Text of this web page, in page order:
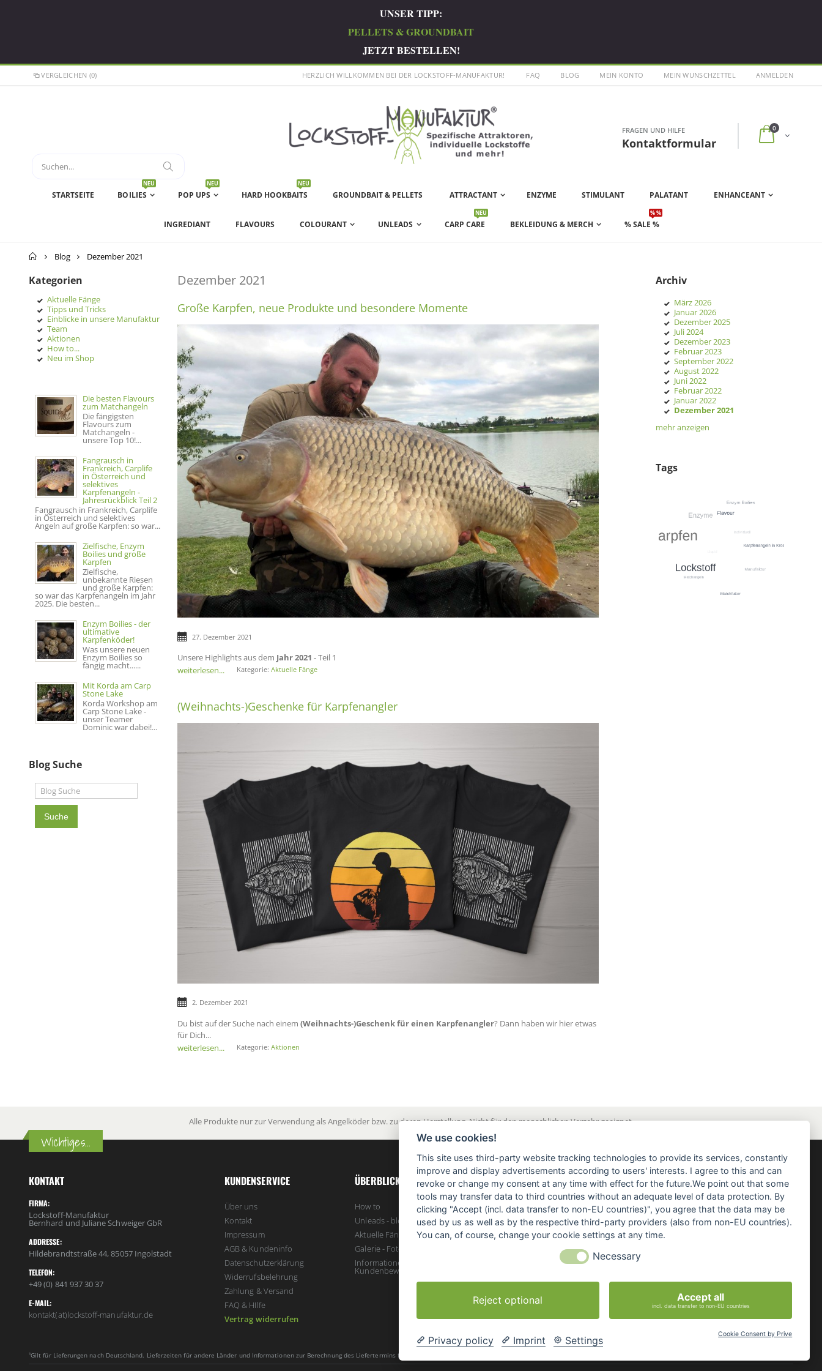
UNSER TIPP:
PELLETS & GROUNDBAIT
JETZT BESTELLEN!
VERGLEICHEN (0) FAQ BLOG MEIN KONTO MEIN WUNSCHZETTEL ANMELDEN
HERZLICH WILLKOMMEN BEI DER LOCKSTOFF-MANUFAKTUR!
FRAGEN UND HILFE
Kontaktformular
0
STARTSEITE BOILIES
NEU
POP UPS
NEU
HARD HOOKBAITS
NEU
GROUNDBAIT & PELLETS ATTRACTANT ENZYME STIMULANT PALATANT ENHANCEANT
INGREDIANT FLAVOURS COLOURANT UNLEADS CARP CARE
NEU
BEKLEIDUNG & MERCH % SALE %
% %
Startseite
Blog Dezember 2021
Kategorien
Aktuelle Fänge
Tipps und Tricks
Einblicke in unsere Manufaktur
Team
Aktionen
How to...
Neu im Shop
Die besten Flavours
zum Matchangeln
Die fängigsten
Flavours zum
Matchangeln -
unsere Top 10!...
Fangrausch in
Frankreich, Carplife
in Österreich und
selektives
Karpfenangeln -
Jahresrückblick Teil 2
Fangrausch in Frankreich, Carplife
in Österreich und selektives
Angeln auf große Karpfen: so war...
Zielfische, Enzym
Boilies und große
Karpfen
Zielfische,
unbekannte Riesen
und große Karpfen:
so war das Karpfenangeln im Jahr
2025. Die besten...
Enzym Boilies - der
ultimative
Karpfenköder!
Was unsere neuen
Enzym Boilies so
fängig macht......
Mit Korda am Carp
Stone Lake
Korda Workshop am
Carp Stone Lake -
unser Teamer
Dominic war dabei!...
Blog Suche
Suche
Dezember 2021
Große Karpfen, neue Produkte und besondere Momente
27. Dezember 2021
Unsere Highlights aus dem Jahr 2021 - Teil 1
weiterlesen...
Kategorie: Aktuelle Fänge
(Weihnachts-)Geschenke für Karpfenangler
2. Dezember 2021
Du bist auf der Suche nach einem (Weihnachts-)Geschenk für einen Karpfenangler? Dann haben wir hier etwas
für Dich...
weiterlesen...
Kategorie: Aktionen
Archiv
März 2026
Januar 2026
Dezember 2025
Juli 2024
Dezember 2023
Februar 2023
September 2022
August 2022
Juni 2022
Februar 2022
Januar 2022
Dezember 2021
mehr anzeigen
Tags
Alle Produkte nur zur Verwendung als Angelköder bzw. zu deren Herstellung. Nicht für den menschlichen Verzehr geeignet.
Wichtiges...
KONTAKT
FIRMA:
Lockstoff-Manufaktur
Bernhard und Juliane Schweiger GbR
ADDRESSE:
Hildebrandtstraße 44, 85057 Ingolstadt
TELEFON:
+49 (0) 841 937 30 37
E-MAIL:
kontakt(at)lockstoff-manufaktur.de
KUNDENSERVICE
Über uns
Kontakt
Impressum
AGB & Kundeninfo
Datenschutzerklärung
Widerrufsbelehrung
Zahlung & Versand
FAQ & HIlfe
Vertrag widerrufen
ÜBERBLICK
How to
Unleads - bleifreie Karpfenbleie
Aktuelle Fänge - unser Blog
Galerie - Fotos, Impressionen und mehr
Informationen zur Echtheit von
Kundenbewertungen
NEWSLETTER
Erhalte mehr Informationen über
die neuesten und besten Lockstoffe,
Futtertaktiken und exklusive Neuigkeiten...
widerruflich Informationen zu folgendem Produktsortiment per E-Mail zu:
Angelgeräte und -zubehör, Angelköder und Zusätze sowie Bekleidung
¹Gilt für Lieferungen nach Deutschland. Lieferzeiten für andere Länder und Informationen zur Berechnung des Liefertermins findest Du
We use cookies!
This site uses third-party website tracking technologies to provide its services, constantly
improve and display advertisements according to users' interests. I agree to this and can
revoke or change my consent at any time with effect for the future.We point out that some
tools may transfer data to third countries without an adequate level of data protection. By
clicking "Accept (incl. data transfer to non-EU countries)", you agree that the data may be
used by us as well as by the respective third-party providers (also from non-EU countries).
You can, of course, change your cookie settings at any time.
Necessary
Reject optional Accept all
incl. data transfer to non-EU countries
Privacy policy Imprint Settings Cookie Consent by Prive